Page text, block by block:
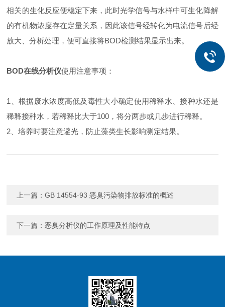
相关的生化反应便稳定下来，此时光学信号与水样中可生化降解
的有机物浓度存在定量关系，因此该信号经转化为电流信号后经
放大、分析处理，便可直接将BOD检测结果显示出来。
BOD在线分析仪使用注意事项：
1、根据废水浓度高低及毒性大小确定使用稀释水、接种水还是
稀释接种水，若稀释比大于100，将分两步或几步进行稀释。
2、培养时要注意避光，防止藻类生长影响测定结果。
上一篇：GB 14554-93 恶臭污染物排放标准的概述
下一篇：恶臭分析仪的工作原理及性能特点